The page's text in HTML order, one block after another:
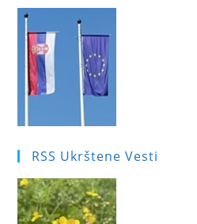
RSS Ukrštene Vesti